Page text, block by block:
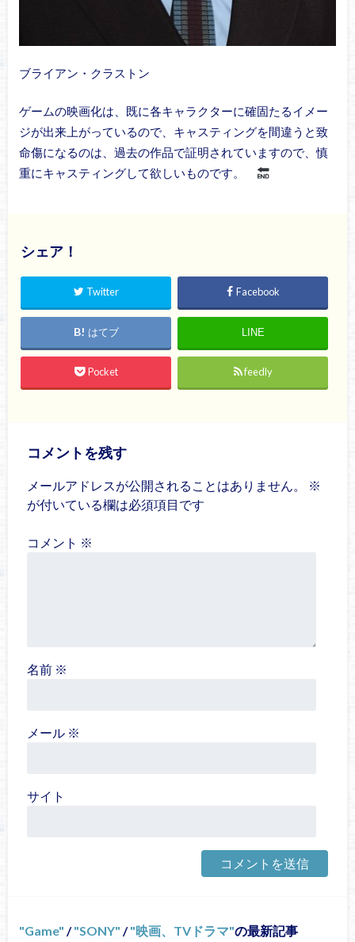
ブライアン・クラストン
ゲームの映画化は、既に各キャラクターに確固たるイメー
ジが出来上がっているので、キャスティングを間違うと致
命傷になるのは、過去の作品で証明されていますので、慎
重にキャスティングして欲しいものです。
シェア！
Twitter Facebook
はてブ LINE
Pocket feedly
コメントを残す
メールアドレスが公開されることはありません。
※
が付いている欄は必須項目です
コメント ※
名前 ※
メール ※
サイト
Game / SONY / 映画、TVドラマ の最新記事